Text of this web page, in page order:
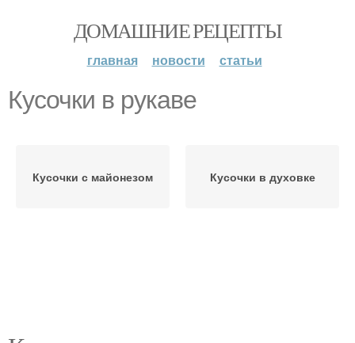
ДОМАШНИЕ РЕЦЕПТЫ
главная новости статьи
Кусочки в рукаве
Кусочки с майонезом Кусочки в духовке